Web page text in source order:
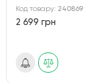
Код товару: 240869
2 699 грн